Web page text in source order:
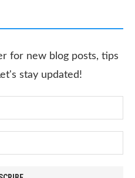
for new blog posts, tips
stay updated!